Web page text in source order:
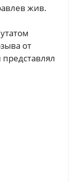
жив.
от